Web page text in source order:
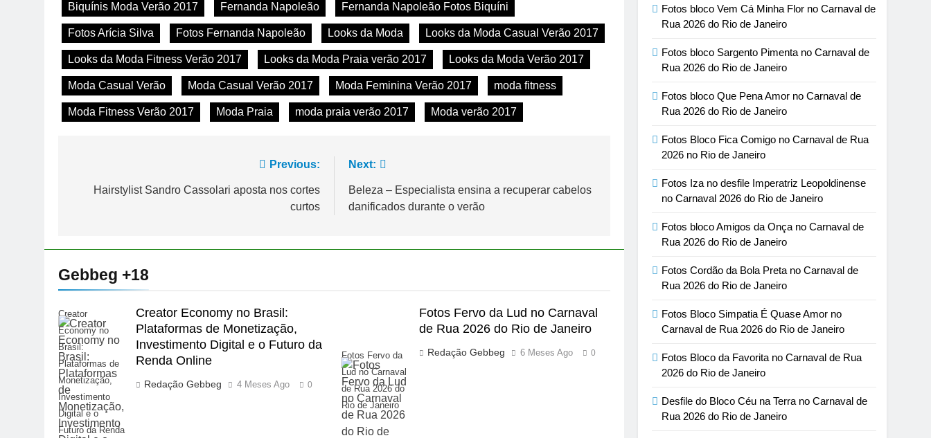
Biquínis Moda Verão 2017 Fernanda Napoleão Fernanda Napoleão Fotos Biquíni
Fotos Arícia Silva Fotos Fernanda Napoleão Looks da Moda Looks da Moda Casual Verão 2017
Looks da Moda Fitness Verão 2017 Looks da Moda Praia verão 2017 Looks da Moda Verão 2017
Moda Casual Verão Moda Casual Verão 2017 Moda Feminina Verão 2017 moda fitness
Moda Fitness Verão 2017 Moda Praia moda praia verão 2017 Moda verão 2017
Previous:
Hairstylist Sandro Cassolari aposta nos cortes
curtos
Next:
Beleza – Especialista ensina a recuperar cabelos
danificados durante o verão
Gebbeg +18
Creator
Economy no
Brasil:
Plataformas de
Monetização,
Investimento
Digital e o
Futuro da Renda
Creator Economy no Brasil:
Plataformas de Monetização,
Investimento Digital e o Futuro da
Renda Online
Redação Gebbeg 4 Meses Ago 0
Fotos Fervo da
Lud no Carnaval
de Rua 2026 do
Rio de Janeiro
Fotos Fervo da Lud no Carnaval
de Rua 2026 do Rio de Janeiro
Redação Gebbeg 6 Meses Ago 0
Fotos bloco Vem Cá Minha Flor no Carnaval de
Rua 2026 do Rio de Janeiro
Fotos bloco Sargento Pimenta no Carnaval de
Rua 2026 do Rio de Janeiro
Fotos bloco Que Pena Amor no Carnaval de
Rua 2026 do Rio de Janeiro
Fotos Bloco Fica Comigo no Carnaval de Rua
2026 no Rio de Janeiro
Fotos Iza no desfile Imperatriz Leopoldinense
no Carnaval 2026 do Rio de Janeiro
Fotos bloco Amigos da Onça no Carnaval de
Rua 2026 do Rio de Janeiro
Fotos Cordão da Bola Preta no Carnaval de
Rua 2026 do Rio de Janeiro
Fotos Bloco Simpatia É Quase Amor no
Carnaval de Rua 2026 do Rio de Janeiro
Fotos Bloco da Favorita no Carnaval de Rua
2026 do Rio de Janeiro
Desfile do Bloco Céu na Terra no Carnaval de
Rua 2026 do Rio de Janeiro